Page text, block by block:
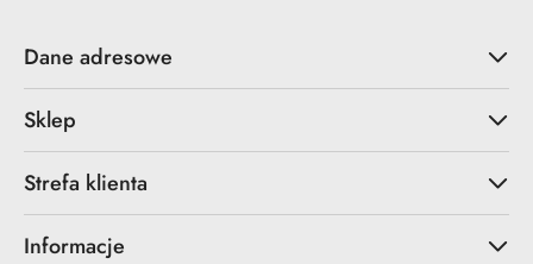
Dane adresowe
Sklep
Strefa klienta
Informacje